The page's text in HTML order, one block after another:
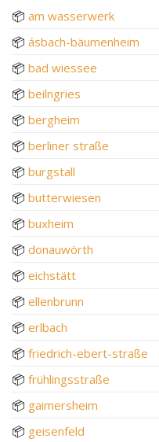
📦 am wasserwerk
📦 ásbach-bäumenheim
📦 bad wiessee
📦 beilngries
📦 bergheim
📦 berliner straße
📦 burgstall
📦 butterwiesen
📦 buxheim
📦 donauwörth
📦 eichstätt
📦 ellenbrunn
📦 erlbach
📦 friedrich-ebert-straße
📦 frühlingsstraße
📦 gaimersheim
📦 geisenfeld